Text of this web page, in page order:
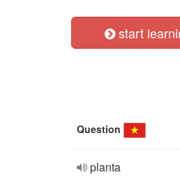
start
Question
planta